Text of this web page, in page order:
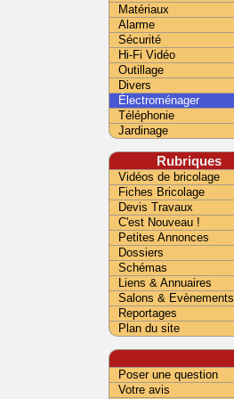
Matériaux
Alarme
Sécurité
Hi-Fi Vidéo
Outillage
Divers
Électroménager
Téléphonie
Jardinage
Rubriques
Vidéos de bricolage
Fiches Bricolage
Devis Travaux
C'est Nouveau !
Petites Annonces
Dossiers
Schémas
Liens & Annuaires
Salons & Evènements
Reportages
Plan du site
Poser une question
Votre avis